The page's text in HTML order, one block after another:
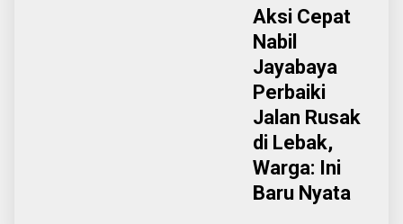
Aksi Cepat
Nabil
Jayabaya
Perbaiki
Jalan Rusak
di Lebak,
Warga: Ini
Baru Nyata